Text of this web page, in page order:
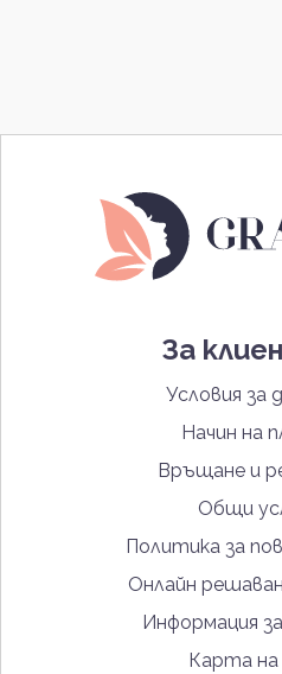
За
Условия за
Начин на
Връщане и
Общи
Политика за
Онлайн
Информация
Карта